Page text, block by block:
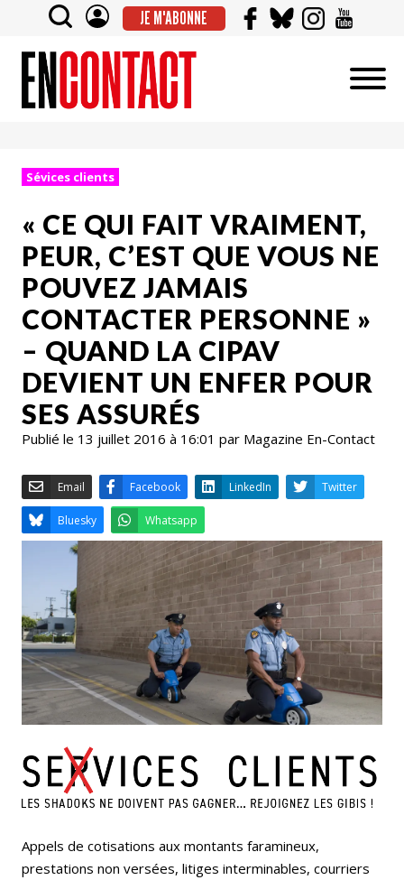
JE M'ABONNE
Sévices clients
« CE QUI FAIT VRAIMENT,
PEUR, C’EST QUE VOUS NE
POUVEZ JAMAIS
CONTACTER PERSONNE »
– QUAND LA CIPAV
DEVIENT UN ENFER POUR
SES ASSURÉS
Publié le 13 juillet 2016 à 16:01 par Magazine En-Contact
Email Facebook LinkedIn
Bluesky Whatsapp
Appels de cotisations aux montants faramineux,
prestations non versées, litiges interminables, courriers